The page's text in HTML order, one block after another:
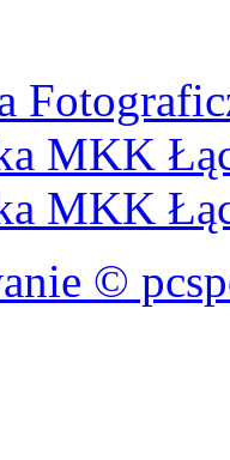
MKK
MKK
©